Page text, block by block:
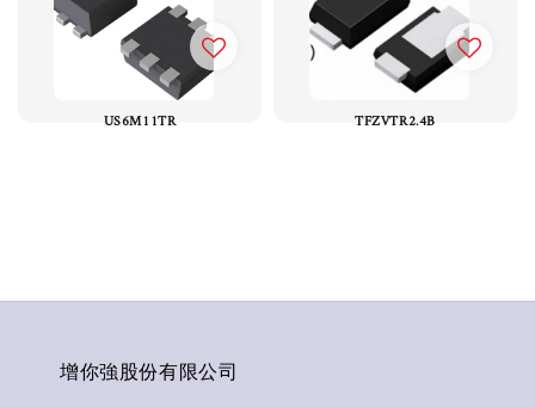
US6M11TR TFZVTR2.4B
增你強股份有限公司